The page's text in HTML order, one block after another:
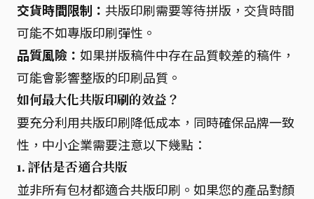
交貨時間限制： 共版印刷需要等待拼版，交貨時間
可能不如專版印刷彈性。
品質風險： 如果拼版稿件中存在品質較差的稿件，
可能會影響整版的印刷品質。
如何最大化共版印刷的效益？
要充分利用共版印刷降低成本，同時確保品牌一致
性，中小企業需要注意以下幾點：
1. 評估是否適合共版
並非所有包材都適合共版印刷。如果您的產品對顏